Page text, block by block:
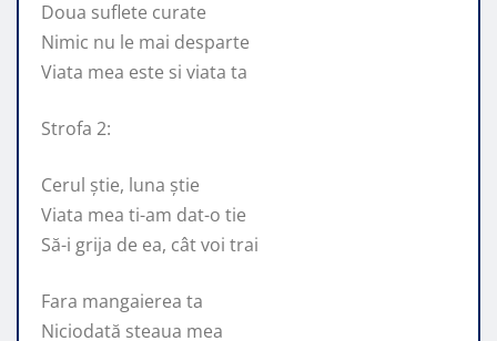
Doua suflete curate
Nimic nu le mai desparte
Viata mea este si viata ta
Strofa 2:
Cerul știe, luna știe
Viata mea ti-am dat-o tie
Să-i grija de ea, cât voi trai
Fara mangaierea ta
Niciodată steaua mea